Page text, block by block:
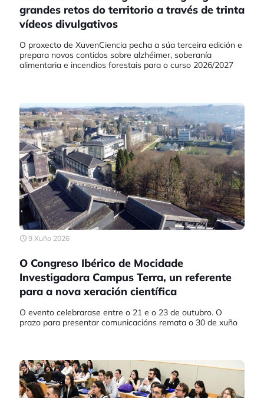
grandes retos do territorio a través de trinta
vídeos divulgativos
O proxecto de XuvenCiencia pecha a súa terceira edición e
prepara novos contidos sobre alzhéimer, soberanía
alimentaria e incendios forestais para o curso 2026/2027
9 Xuño 2026
O Congreso Ibérico de Mocidade
Investigadora Campus Terra, un referente
para a nova xeración científica
O evento celebrarase entre o 21 e o 23 de outubro. O
prazo para presentar comunicacións remata o 30 de xuño